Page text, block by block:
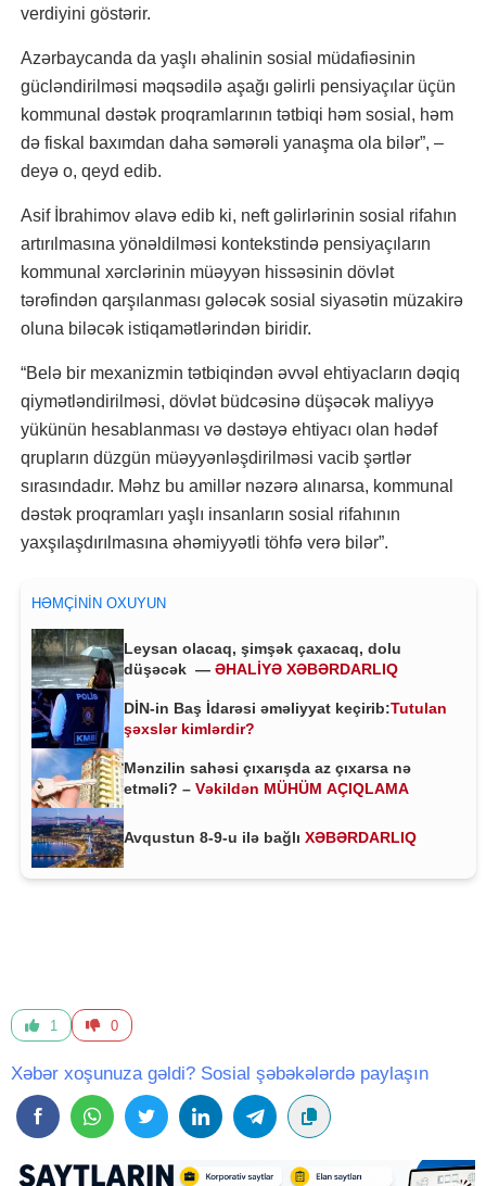
verdiyini göstərir.
Azərbaycanda da yaşlı əhalinin sosial müdafiəsinin
gücləndirilməsi məqsədilə aşağı gəlirli pensiyaçılar üçün
kommunal dəstək proqramlarının tətbiqi həm sosial, həm
də fiskal baxımdan daha səmərəli yanaşma ola bilər”, –
deyə o, qeyd edib.
Asif İbrahimov əlavə edib ki, neft gəlirlərinin sosial rifahın
artırılmasına yönəldilməsi kontekstində pensiyaçıların
kommunal xərclərinin müəyyən hissəsinin dövlət
tərəfindən qarşılanması gələcək sosial siyasətin müzakirə
oluna biləcək istiqamətlərindən biridir.
“Belə bir mexanizmin tətbiqindən əvvəl ehtiyacların dəqiq
qiymətləndirilməsi, dövlət büdcəsinə düşəcək maliyyə
yükünün hesablanması və dəstəyə ehtiyacı olan hədəf
qrupların düzgün müəyyənləşdirilməsi vacib şərtlər
sırasındadır. Məhz bu amillər nəzərə alınarsa, kommunal
dəstək proqramları yaşlı insanların sosial rifahının
yaxşılaşdırılmasına əhəmiyyətli töhfə verə bilər”.
HƏMÇININ OXUYUN
Leysan olacaq, şimşək çaxacaq, dolu
düşəcək — ƏHALİYƏ XƏBƏRDARLIQ
DİN-in Baş İdarəsi əməliyyat keçirib:Tutulan
şəxslər kimlərdir?
Mənzilin sahəsi çıxarışda az çıxarsa nə
etməli? – Vəkildən MÜHÜM AÇIQLAMA
Avqustun 8-9-u ilə bağlı XƏBƏRDARLIQ
1 0
Xəbər xoşunuza gəldi? Sosial şəbəkələrdə paylaşın